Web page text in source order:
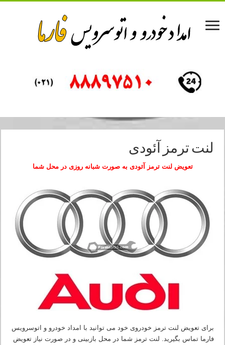
لنت ترمز آئودی
تعویض لنت ترمز آئودی به صورت شبانه روزی در محل شما
برای تعویض لنت ترمز خودروی خود می توانید با امداد خودرو و اتوسرویس
فارما تماس بگیرید. لنت ترمز شما در محل بازبینی و در صورت نیاز تعویض